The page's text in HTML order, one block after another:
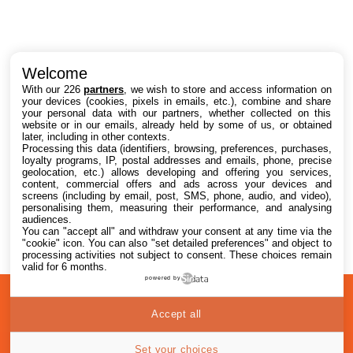
Intéressant ? Partagez !
A
Confidentialité
© 2012-2026
Welcome
With our 226partners , we wish to store and access information on
your devices (cookies, pixels in emails, etc.), combine and share
your personal data with our partners, whether collected on this
website or in our emails, already held by some of us, or obtained
later, including in other contexts.
Processing this data (identifiers, browsing, preferences, purchases,
loyalty programs, IP, postal addresses and emails, phone, precise
geolocation, etc.) allows developing and offering you services,
content, commercial offers and ads across your devices and
screens (including by email, post, SMS, phone, audio, and video),
personalising them, measuring their performance, and analysing
audiences.
You can "accept all" and withdraw your consent at any time via the
"cookie" icon. You can also "set detailed preferences" and object to
processing activities not subject to consent. These choices remain
valid for 6 months.
powered by
Set your choices
Accept all